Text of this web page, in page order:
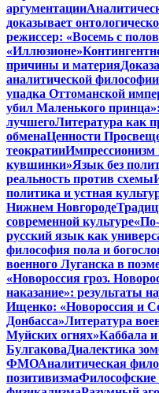
аргументации
доказывает
режиссер: «Восемь с
«Иллюзионе»
причины и материя
аналитической философии
упадка Оттоманской
убил Маленького
лучшегоЛитература как
обменаЦенности
теократии
кувшинки»Язык без
реальность против схемы
политика и устная
Нижнем Новгороде
современной культуре
русский язык как
философия пола и
военного Луганска в
«Новороссия гроз.
наказание»: результаты
Ищенко: «Новороссия и
Донбасса»Литература
Муйских огнях»Каббала
БулгаковаДиалектика
ФМОАналитическая
позитивизмаФилософские